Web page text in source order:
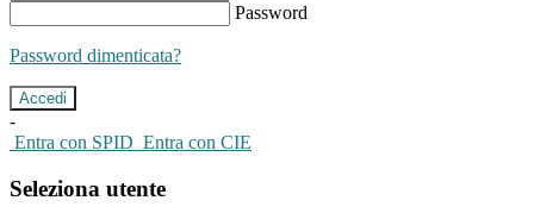
Password
Password dimenticata?
-
Entra con SPID Entra con CIE
Seleziona utente